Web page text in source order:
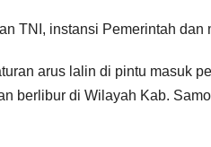
TNI, instansi Pemerintah
arus lalin di pintu masuk
berlibur di Wilayah Kab.